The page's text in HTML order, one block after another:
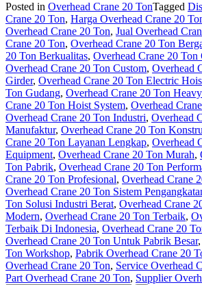
Posted in Overhead Crane 20 TonTagged
Crane 20 Ton, Harga Overhead Crane 20
Overhead Crane 20 Ton, Jual Overhead
Crane 20 Ton, Overhead Crane 20 Ton
20 Ton Berkualitas, Overhead Crane 20 Ton
Overhead Crane 20 Ton Custom, Overhead
Girder, Overhead Crane 20 Ton Electric
Ton Gudang, Overhead Crane 20 Ton
Crane 20 Ton Hoist System, Overhead
Overhead Crane 20 Ton Industri, Overhead
Manufaktur, Overhead Crane 20 Ton
Crane 20 Ton Layanan Lengkap, Overhead
Equipment, Overhead Crane 20 Ton Murah,
Ton Pabrik, Overhead Crane 20 Ton
Crane 20 Ton Profesional, Overhead Crane
Overhead Crane 20 Ton Sistem
Ton Solusi Industri Berat, Overhead Crane
Modern, Overhead Crane 20 Ton Terbaik,
Terbaik Di Indonesia, Overhead Crane 20
Overhead Crane 20 Ton Untuk Pabrik Besar,
Ton Workshop, Pabrik Overhead Crane 20
Overhead Crane 20 Ton, Service Overhead
Part Overhead Crane 20 Ton, Supplier